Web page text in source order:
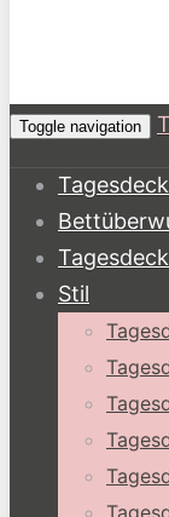
Toggle navigation
Stil